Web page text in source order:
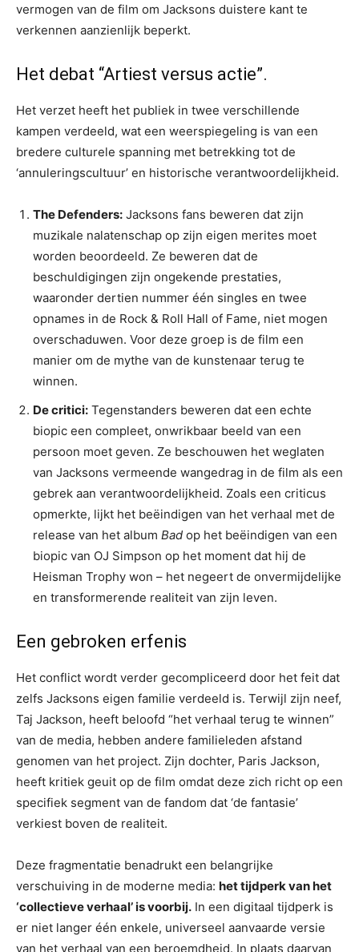
vermogen van de film om Jacksons duistere kant te
verkennen aanzienlijk beperkt.
Het debat “Artiest versus actie”.
Het verzet heeft het publiek in twee verschillende
kampen verdeeld, wat een weerspiegeling is van een
bredere culturele spanning met betrekking tot de
‘annuleringscultuur’ en historische verantwoordelijkheid.
The Defenders: Jacksons fans beweren dat zijn
muzikale nalatenschap op zijn eigen merites moet
worden beoordeeld. Ze beweren dat de
beschuldigingen zijn ongekende prestaties,
waaronder dertien nummer één singles en twee
opnames in de Rock & Roll Hall of Fame, niet mogen
overschaduwen. Voor deze groep is de film een ​​
manier om de mythe van de kunstenaar terug te
winnen.
De critici: Tegenstanders beweren dat een echte
biopic een compleet, onwrikbaar beeld van een
persoon moet geven. Ze beschouwen het weglaten
van Jacksons vermeende wangedrag in de film als een
gebrek aan verantwoordelijkheid. Zoals een criticus
opmerkte, lijkt het beëindigen van het verhaal met de
release van het album Bad op het beëindigen van een
biopic van OJ Simpson op het moment dat hij de
Heisman Trophy won – het negeert de onvermijdelijke
en transformerende realiteit van zijn leven.
Een gebroken erfenis
Het conflict wordt verder gecompliceerd door het feit dat
zelfs Jacksons eigen familie verdeeld is. Terwijl zijn neef,
Taj Jackson, heeft beloofd “het verhaal terug te winnen”
van de media, hebben andere familieleden afstand
genomen van het project. Zijn dochter, Paris Jackson,
heeft kritiek geuit op de film omdat deze zich richt op een
specifiek segment van de fandom dat ‘de fantasie’
verkiest boven de realiteit.
Deze fragmentatie benadrukt een belangrijke
verschuiving in de moderne media: het tijdperk van het
‘collectieve verhaal’ is voorbij. In een digitaal tijdperk is
er niet langer één enkele, universeel aanvaarde versie
van het verhaal van een beroemdheid. In plaats daarvan